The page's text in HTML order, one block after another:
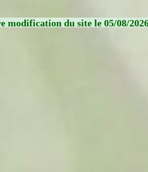
modification du site le 05/08/